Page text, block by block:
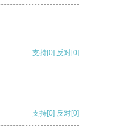
支持[0] 反对[0]
支持[0] 反对[0]